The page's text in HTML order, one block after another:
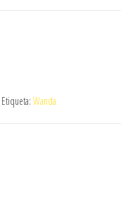
Etiqueta: Wanda